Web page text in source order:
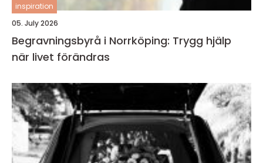
inspiration
05. July 2026
Begravningsbyrå i Norrköping: Trygg hjälp
när livet förändras